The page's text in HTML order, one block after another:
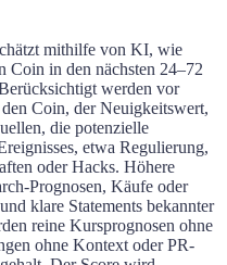
mithilfe von KI, wie
Coin in den nächsten 24–72
werden vor
Coin, der Neuigkeitswert,
die potenzielle
etwa Regulierung,
oder Hacks. Höhere
Prognosen, Käufe oder
klare Statements bekannter
reine Kursprognosen ohne
ohne Kontext oder PR-